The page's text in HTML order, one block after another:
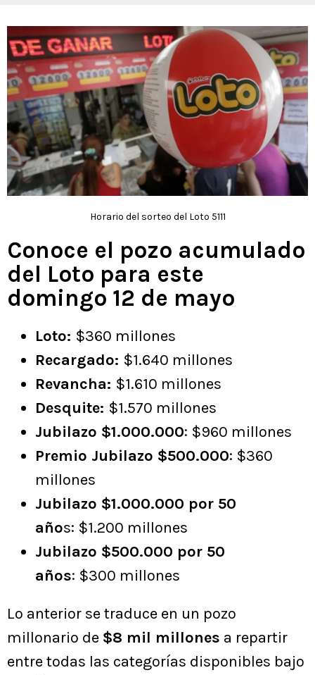
Horario del sorteo del Loto 5111
Conoce el pozo acumulado
del Loto para este
domingo 12 de mayo
Loto: $360 millones
Recargado: $1.640 millones
Revancha: $1.610 millones
Desquite: $1.570 millones
Jubilazo $1.000.000: $960 millones
Premio Jubilazo $500.000: $360
millones
Jubilazo $1.000.000 por 50
años: $1.200 millones
Jubilazo $500.000 por 50
años: $300 millones
Lo anterior se traduce en un pozo
millonario de $8 mil millones a repartir
entre todas las categorías disponibles bajo